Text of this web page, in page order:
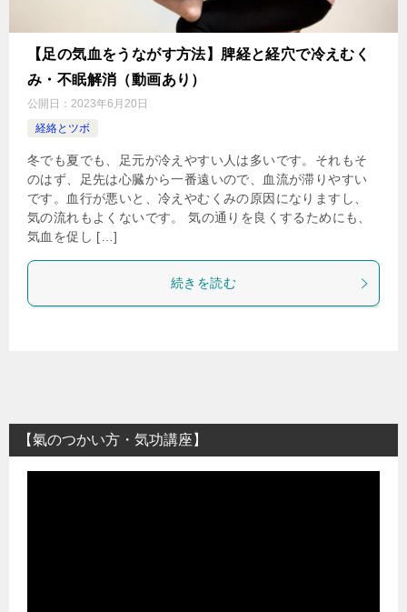
【足の気血をうながす方法】脾経と経穴で冷えむく
み・不眠解消（動画あり）
公開日： 2023年6月20日
経絡とツボ
冬でも夏でも、足元が冷えやすい人は多いです。それもそ
のはず、足先は心臓から一番遠いので、血流が滞りやすい
です。血行が悪いと、冷えやむくみの原因になりますし、
気の流れもよくないです。 気の通りを良くするためにも、
気血を促し […]
続きを読む
【氣のつかい方・気功講座】